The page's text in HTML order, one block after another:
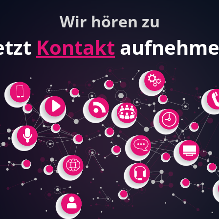
Wir hören zu
Kontakt